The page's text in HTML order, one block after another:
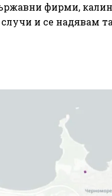
фирми,
и се надявам